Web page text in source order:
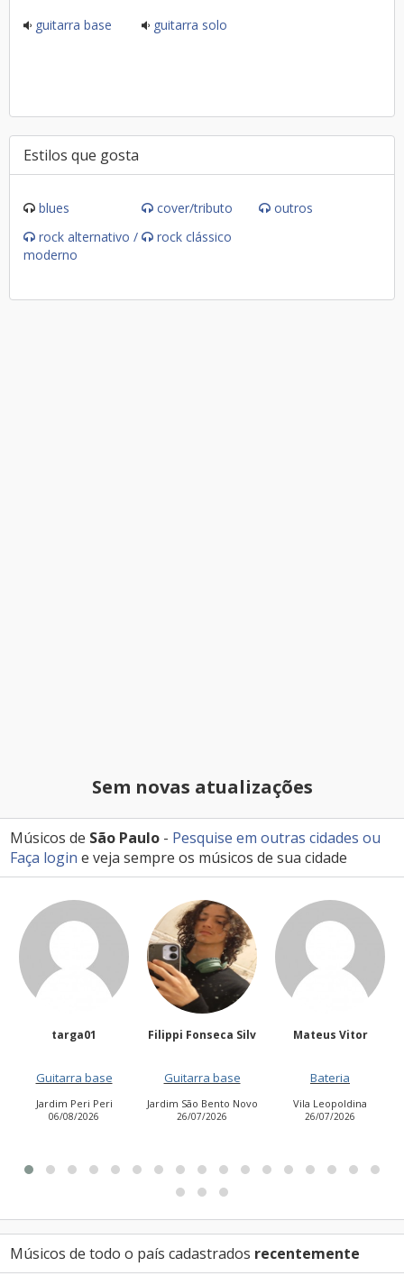
guitarra base guitarra solo
Estilos que gosta
blues cover/tributo
outros
rock alternativo /
moderno
rock clássico
Sem novas atualizações
Músicos de São Paulo - Pesquise em outras cidades ou
Faça login e veja sempre os músicos de sua cidade
Filippi Fonseca Silv
Guitarra base
Jardim São Bento Novo
26/07/2026
Mateus Vitor
Bateria
Vila Leopoldina
26/07/2026
Anailuj Avlis
Vocalista - Baixo
Jardim Aurora (Zona
Leste)
Músicos de todo o país cadastrados recentemente